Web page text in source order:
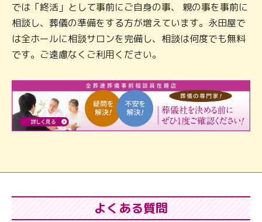
では「終活」として事前にご自身の事、 親の事を事前に
相談し、葬儀の準備をする方が増えています。永田屋で
は全ホールに相談サロンを完備し、相談は何度でも無料
です。ご遠慮なくご利用ください。
よくある質問